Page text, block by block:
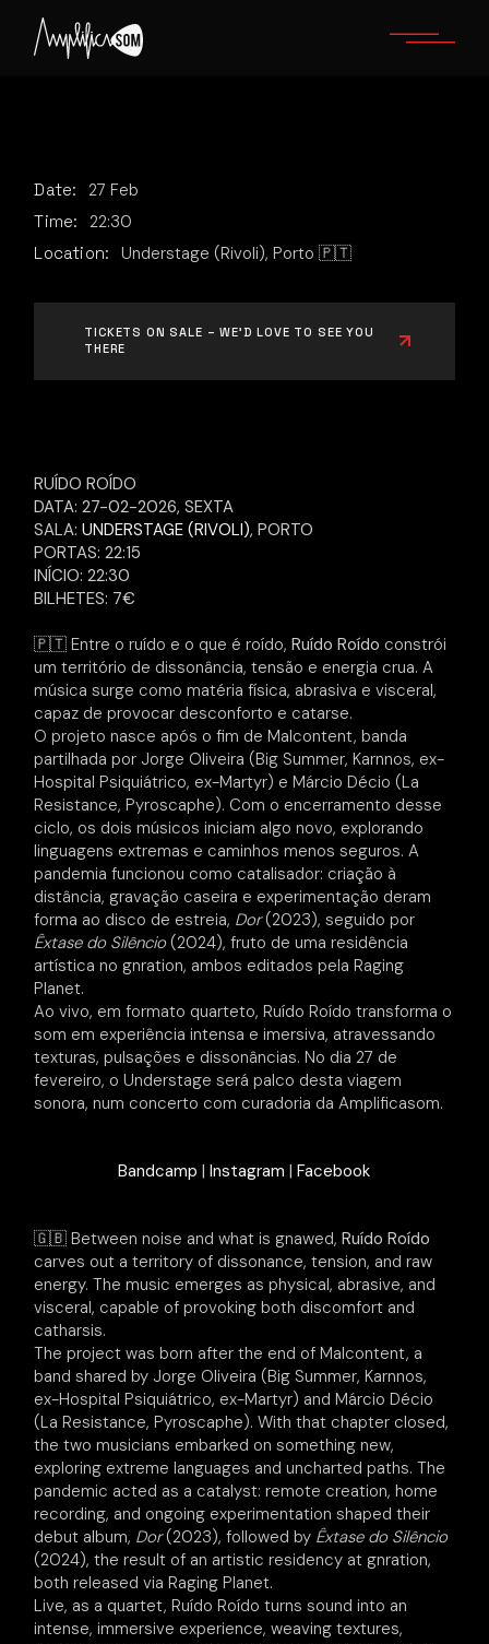
content
Date: 27 Feb
Time: 22:30
Location: Understage (Rivoli), Porto 🇵🇹
TICKETS ON SALE – WE’D LOVE TO SEE YOU
THERE
RUÍDO ROÍDO
DATA: 27-02-2026, SEXTA
SALA:UNDERSTAGE (RIVOLI), PORTO
PORTAS: 22:15
INÍCIO: 22:30
BILHETES: 7€
🇵🇹Entre o ruído e o que é roído,Ruído Roído constrói
um território de dissonância, tensão e energia crua. A
música surge como matéria física, abrasiva e visceral,
capaz de provocar desconforto e catarse.
O projeto nasce após o fim de Malcontent, banda
partilhada por Jorge Oliveira (Big Summer, Karnnos, ex-
Hospital Psiquiátrico, ex-Martyr) e Márcio Décio (La
Resistance, Pyroscaphe). Com o encerramento desse
ciclo, os dois músicos iniciam algo novo, explorando
linguagens extremas e caminhos menos seguros. A
pandemia funcionou como catalisador: criação à
distância, gravação caseira e experimentação deram
forma ao disco de estreia, Dor(2023), seguido por
Êxtase do Silêncio(2024), fruto de uma residência
artística no gnration, ambos editados pela Raging
Planet.
Ao vivo, em formato quarteto, Ruído Roído transforma o
som em experiência intensa e imersiva, atravessando
texturas, pulsações e dissonâncias. No dia 27 de
fevereiro, o Understage será palco desta viagem
sonora, num concerto com curadoria da Amplificasom.
Bandcamp |Instagram |Facebook
🇬🇧 Between noise and what is gnawed,Ruído Roído
carves out a territory of dissonance, tension, and raw
energy. The music emerges as physical, abrasive, and
visceral, capable of provoking both discomfort and
catharsis.
The project was born after the end of Malcontent, a
band shared by Jorge Oliveira (Big Summer, Karnnos,
ex-Hospital Psiquiátrico, ex-Martyr) and Márcio Décio
(La Resistance, Pyroscaphe). With that chapter closed,
the two musicians embarked on something new,
exploring extreme languages and uncharted paths. The
pandemic acted as a catalyst: remote creation, home
recording, and ongoing experimentation shaped their
debut album, Dor(2023), followed by Êxtase do Silêncio
(2024), the result of an artistic residency at gnration,
both released via Raging Planet.
Live, as a quartet, Ruído Roído turns sound into an
intense, immersive experience, weaving textures,